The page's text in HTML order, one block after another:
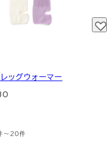
ッグウォーマー
～20件